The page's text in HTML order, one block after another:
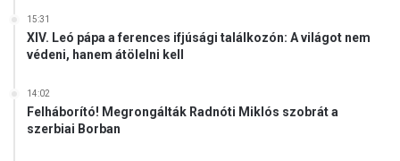
15:31
XIV. Leó pápa a ferences ifjúsági találkozón: A világot nem
védeni, hanem átölelni kell
14:02
Felháborító! Megrongálták Radnóti Miklós szobrát a
szerbiai Borban